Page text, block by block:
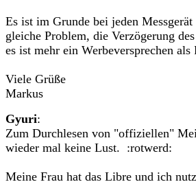
Es ist im Grunde bei jeden
gleiche Problem, die Verzögerung
es ist mehr ein Werbeversprechen als
Viele Grüße
Markus
Gyuri:
Zum Durchlesen von "offiziellen"
wieder mal keine Lust. :rotwerd:
Meine Frau hat das Libre und ich